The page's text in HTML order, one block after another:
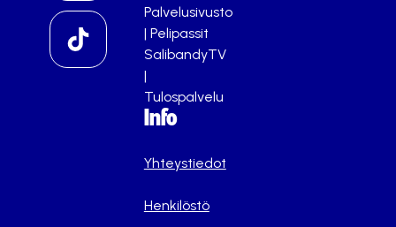
Palvelusivusto
| Pelipassit
SalibandyTV
|
Tulospalvelu
Info
Yhteystiedot
Henkilöstö